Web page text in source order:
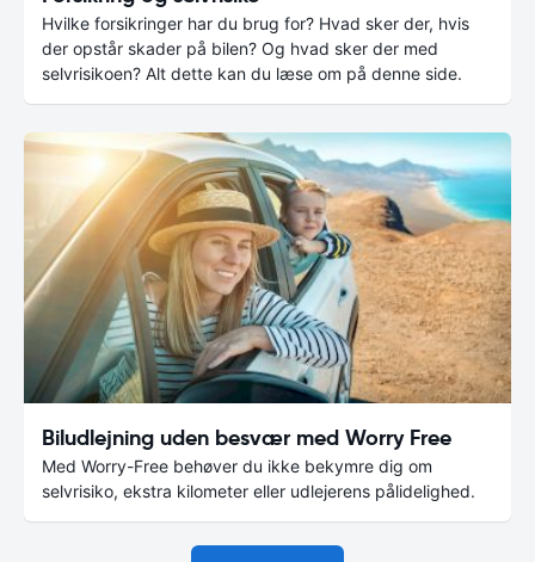
Hvilke forsikringer har du brug for? Hvad sker der, hvis
der opstår skader på bilen? Og hvad sker der med
selvrisikoen? Alt dette kan du læse om på denne side.
Biludlejning uden besvær med Worry Free
Med Worry-Free behøver du ikke bekymre dig om
selvrisiko, ekstra kilometer eller udlejerens pålidelighed.